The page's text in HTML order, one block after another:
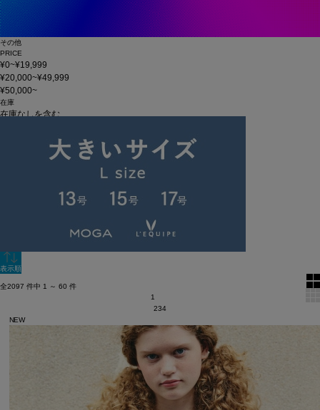
その他
PRICE
¥0~¥19,999
¥20,000~¥49,999
¥50,000~
在庫
在庫なしを含む
表示順
全2097 件中 1 ～ 60 件
1
234
NEW